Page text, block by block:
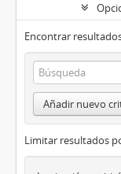
Encontrar
Añadir nuevo
Limitar resultados